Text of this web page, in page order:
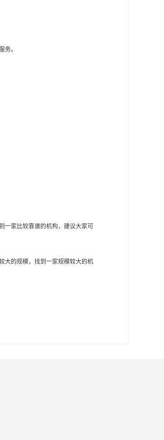
务。
家比较靠谱的机构，建议大家可
大的规模，找到一家规模较大的机